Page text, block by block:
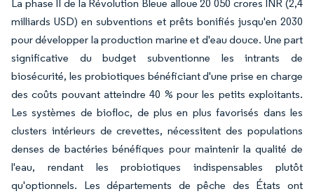
La phase II de la Révolution Bleue alloue 20 050 crores INR (2,4
milliards USD) en subventions et prêts bonifiés jusqu'en 2030
pour développer la production marine et d'eau douce. Une part
significative du budget subventionne les intrants de
biosécurité, les probiotiques bénéficiant d'une prise en charge
des coûts pouvant atteindre 40 % pour les petits exploitants.
Les systèmes de biofloc, de plus en plus favorisés dans les
clusters intérieurs de crevettes, nécessitent des populations
denses de bactéries bénéfiques pour maintenir la qualité de
l'eau, rendant les probiotiques indispensables plutôt
qu'optionnels. Les départements de pêche des États ont